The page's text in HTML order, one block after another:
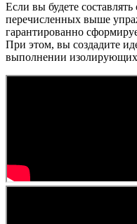
Если вы будете
перечисленных выше
гарантированно
При этом, вы создадите
выполнении